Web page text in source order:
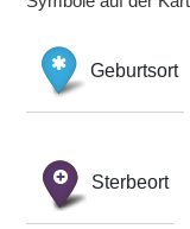
Geburtsort
Sterbeort